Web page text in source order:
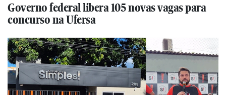
Governo federal libera 105 novas vagas para
concurso na Ufersa